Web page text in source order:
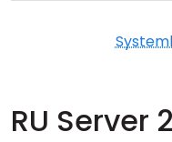
RU Server